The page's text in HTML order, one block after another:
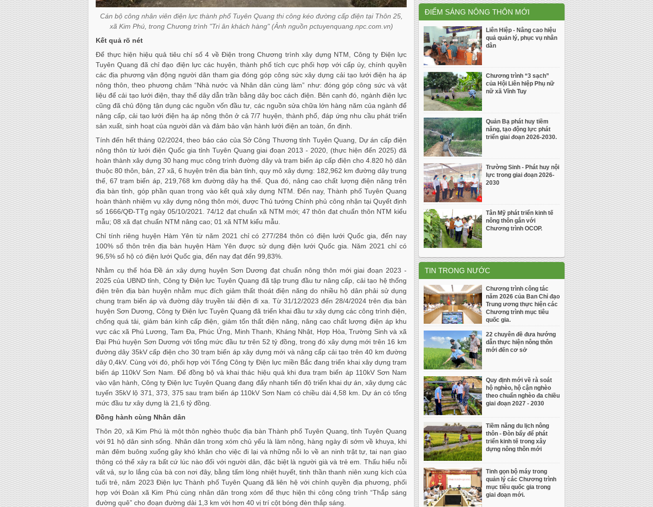
Cán bộ công nhân viên điện lực thành phố Tuyên Quang thi công kéo đường cấp điện tại Thôn 25,
xã Kim Phú, trong Chương trình "Tri ân khách hàng" (Ảnh nguồn pctuyenquang.npc.com.vn)
Kết quả rõ nét
Để thực hiện hiệu quả tiêu chí số 4 về Điện trong Chương trình xây dựng NTM, Công ty Điện lực
Tuyên Quang đã chỉ đạo điện lực các huyện, thành phố tích cực phối hợp với cấp ủy, chính quyền
các địa phương vận động người dân tham gia đóng góp công sức xây dựng cải tạo lưới điện hạ áp
nông thôn, theo phương châm “Nhà nước và Nhân dân cùng làm” như: đóng góp công sức và vật
liệu để cải tạo lưới điện, thay thế dây dẫn trần bằng dây bọc cách điện. Bên cạnh đó, ngành điện lực
cũng đã chủ động tận dụng các nguồn vốn đầu tư, các nguồn sửa chữa lớn hàng năm của ngành để
nâng cấp, cải tạo lưới điện hạ áp nông thôn ở cả 7/7 huyện, thành phố, đáp ứng nhu cầu phát triển
sản xuất, sinh hoạt của người dân và đảm bảo vận hành lưới điện an toàn, ổn định.
Tính đến hết tháng 02/2024, theo báo cáo của Sở Công Thương tỉnh Tuyên Quang, Dự án cấp điện
nông thôn từ lưới điện Quốc gia tỉnh Tuyên Quang giai đoạn 2013 - 2020, (thực hiện đến 2025) đã
hoàn thành xây dựng 30 hạng mục công trình đường dây và trạm biến áp cấp điện cho 4.820 hộ dân
thuộc 80 thôn, bản, 27 xã, 6 huyện trên địa bàn tỉnh, quy mô xây dựng: 182,962 km đường dây trung
thế, 67 trạm biến áp, 219,768 km đường dây hạ thế. Qua đó, nâng cao chất lượng điện năng trên
địa bàn tỉnh, góp phần quan trọng vào kết quả xây dựng NTM. Đến nay, Thành phố Tuyên Quang
hoàn thành nhiệm vụ xây dựng nông thôn mới, được Thủ tướng Chính phủ công nhận tại Quyết định
số 1666/QĐ-TTg ngày 05/10/2021. 74/12 đạt chuẩn xã NTM mới; 47 thôn đạt chuẩn thôn NTM kiểu
mẫu; 08 xã đạt chuẩn NTM nâng cao; 01 xã NTM kiểu mẫu.
Chỉ tính riêng huyện Hàm Yên từ năm 2021 chỉ có 277/284 thôn có điện lưới Quốc gia, đến nay
100% số thôn trên địa bàn huyện Hàm Yên được sử dụng điện lưới Quốc gia. Năm 2021 chỉ có
96,5% số hộ có điện lưới Quốc gia, đến nay đạt đến 99,83%.
Nhằm cụ thể hóa Đề án xây dựng huyện Sơn Dương đạt chuẩn nông thôn mới giai đoạn 2023 -
2025 của UBND tỉnh, Công ty Điện lực Tuyên Quang đã tập trung đầu tư nâng cấp, cải tạo hệ thống
điện trên địa bàn huyện nhằm mục đích giảm thất thoát điện năng do nhiều hộ dân phải sử dụng
chung trạm biến áp và đường dây truyền tải điện đi xa. Từ 31/12/2023 đến 28/4/2024 trên địa bàn
huyện Sơn Dương, Công ty Điện lực Tuyên Quang đã triển khai đầu tư xây dựng các công trình điện,
chống quá tải, giảm bán kính cấp điện, giảm tổn thất điện năng, nâng cao chất lượng điện áp khu
vực các xã Phú Lương, Tam Đa, Phúc Ứng, Minh Thanh, Kháng Nhật, Hợp Hòa, Trường Sinh và xã
Đại Phú huyện Sơn Dương với tổng mức đầu tư trên 52 tỷ đồng, trong đó xây dựng mới trên 16 km
đường dây 35kV cấp điện cho 30 trạm biến áp xây dựng mới và nâng cấp cải tạo trên 40 km đường
dây 0,4kV. Cùng với đó, phối hợp với Tổng Công ty Điện lực miền Bắc đang triển khai xây dựng trạm
biến áp 110kV Sơn Nam. Để đồng bộ và khai thác hiệu quả khi đưa trạm biến áp 110kV Sơn Nam
vào vận hành, Công ty Điện lực Tuyên Quang đang đẩy nhanh tiến độ triển khai dự án, xây dựng các
tuyến 35kV lộ 371, 373, 375 sau trạm biến áp 110kV Sơn Nam có chiều dài 4,58 km. Dự án có tổng
mức đầu tư xây dựng là 21,6 tỷ đồng.
Đồng hành cùng Nhân dân
Thôn 20, xã Kim Phú là một thôn nghèo thuộc địa bàn Thành phố Tuyên Quang, tỉnh Tuyên Quang
với 91 hộ dân sinh sống. Nhân dân trong xóm chủ yếu là làm nông, hàng ngày đi sớm về khuya, khi
màn đêm buông xuống gây khó khăn cho việc đi lại và những nỗi lo về an ninh trật tự, tai nạn giao
thông có thể xảy ra bất cứ lúc nào đối với người dân, đặc biệt là người già và trẻ em. Thấu hiểu nỗi
vất vả, sự lo lắng của bà con nơi đây, bằng tấm lòng nhiệt huyết, tinh thần thanh niên xung kích của
tuổi trẻ, năm 2023 Điện lực Thành phố Tuyên Quang đã liên hệ với chính quyền địa phương, phối
hợp với Đoàn xã Kim Phú cùng nhân dân trong xóm để thực hiện thi công công trình “Thắp sáng
đường quê” cho đoạn đường dài 1,3 km với hơn 40 vị trí cột bóng đèn thắp sáng.
ĐIỂM SÁNG NÔNG THÔN MỚI
Liên Hiệp - Nâng cao hiệu
quả quản lý, phục vụ nhân
dân
Chương trình “3 sạch”
của Hội Liên hiệp Phụ nữ
nữ xã Vĩnh Tuy
Quản Bạ phát huy tiềm
năng, tạo động lực phát
triển giai đoạn 2026-2030.
Trường Sinh - Phát huy nội
lực trong giai đoạn 2026-
2030
Tân Mỹ phát triển kinh tế
nông thôn gắn với
Chương trình OCOP.
TIN TRONG NƯỚC
Chương trình công tác
năm 2026 của Ban Chỉ đạo
Trung ương thực hiện các
Chương trình mục tiêu
quốc gia.
22 chuyên đề đưa hướng
dẫn thực hiện nông thôn
mới đến cơ sở
Quy định mới về rà soát
hộ nghèo, hộ cận nghèo
theo chuẩn nghèo đa chiều
giai đoạn 2027 - 2030
Tiềm năng du lịch nông
thôn - Đòn bẩy để phát
triển kinh tế trong xây
dựng nông thôn mới
Tinh gọn bộ máy trong
quản lý các Chương trình
mục tiêu quốc gia trong
giai đoạn mới.